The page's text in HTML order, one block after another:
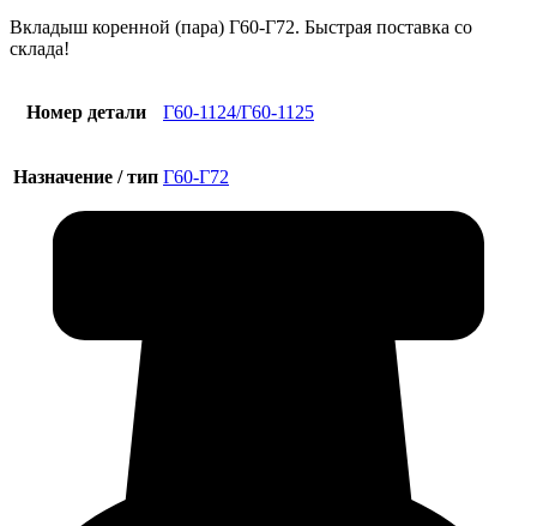
Вкладыш коренной (пара) Г60-Г72. Быстрая поставка со
склада!
Номер детали Г60-1124/Г60-1125
Назначение / тип Г60-Г72